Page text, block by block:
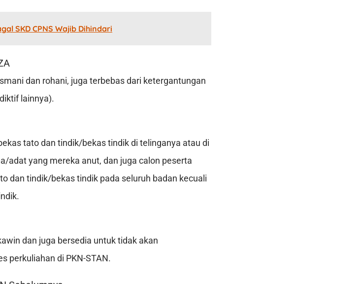
SKD CPNS Wajib Dihindari
dan rohani, juga terbebas dari ketergantungan
lainnya).
tato dan tindik/bekas tindik di telinganya atau di
adat yang mereka anut, dan juga calon peserta
dan tindik/bekas tindik pada seluruh badan kecuali
dan juga bersedia untuk tidak akan
perkuliahan di PKN-STAN.